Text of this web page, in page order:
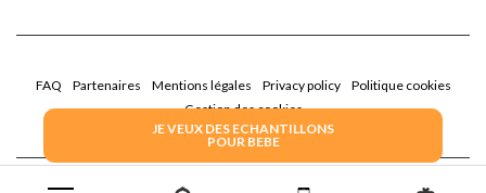
JE VEUX DES ECHANTILLONS
POUR BEBE
FAQ Partenaires Mentions légales Privacy policy
Politique cookies
Gestion des cookies